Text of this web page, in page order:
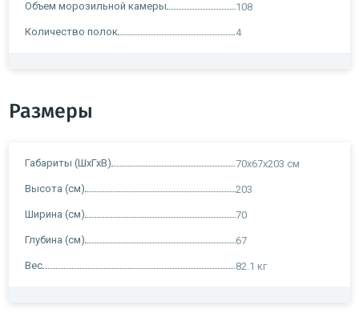
Объем морозильной камеры 108
Количество полок 4
Размеры
Габариты (ШхГхВ) 70x67x203 см
Высота (см) 203
Ширина (см) 70
Глубина (см) 67
Вес 82.1 кг